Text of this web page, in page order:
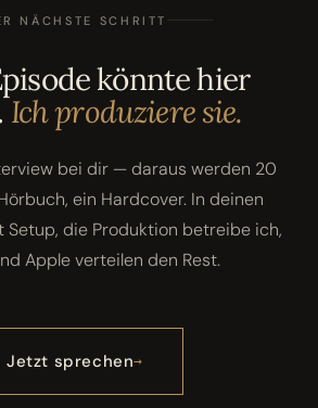
NÄCHSTE SCHRITT
könnte hier
Ich produziere sie.
bei dir — daraus werden 20
ein Hardcover. In deinen
Setup, die Produktion betreibe ich,
Apple verteilen den Rest.
Jetzt sprechen